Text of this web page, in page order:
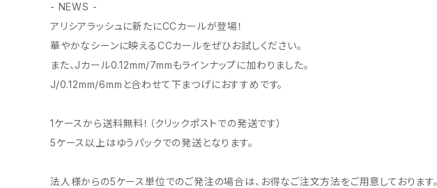
- NEWS -
アリシアラッシュに新たにCCカールが登場！
華やかなシーンに映えるCCカールをぜひお試しください。
また、Jカール0.12mm/7mmもラインナップに加わりました。
J/0.12mm/6mmと合わせて下まつげにおすすめです。
1ケースから送料無料！（クリックポストでの発送です）
5ケース以上はゆうパックでの発送となります。
法人様からの5ケース単位でのご発注の場合は、お得なご注文方法をご用意しております。